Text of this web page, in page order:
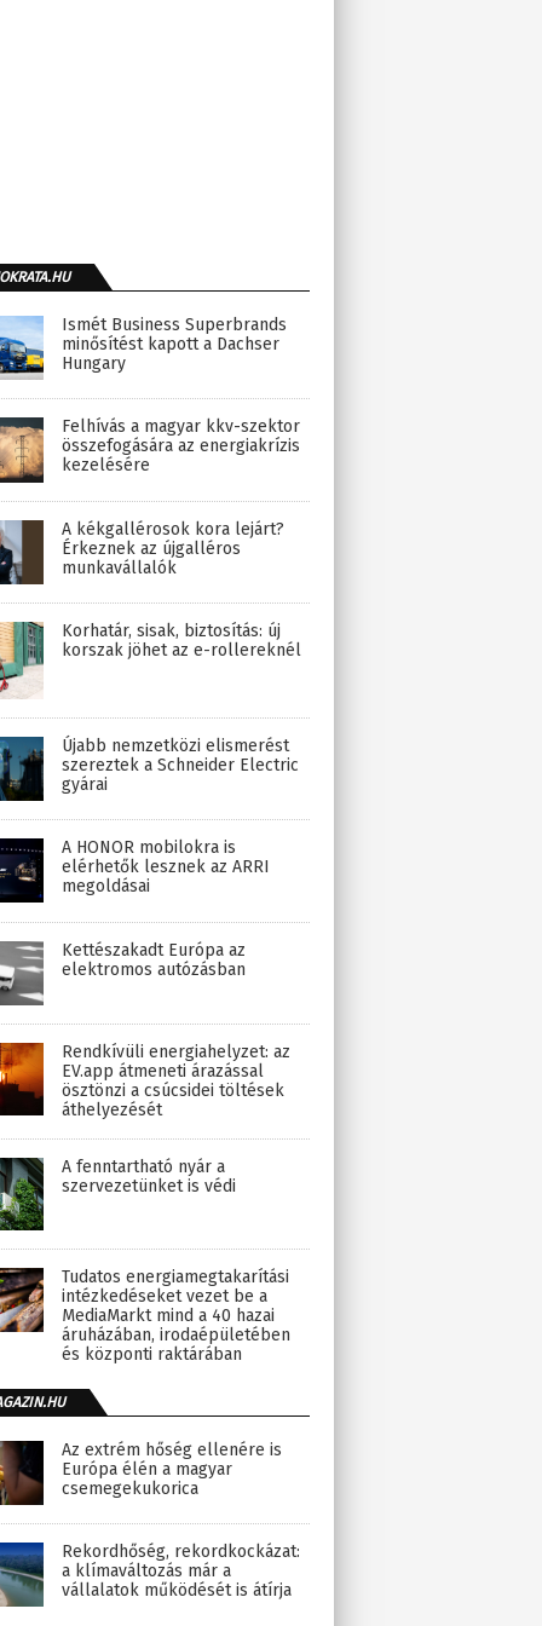
Ismét Business Superbrands
minősítést kapott a Dachser
Hungary
Felhívás a magyar kkv-szektor
összefogására az energiakrízis
kezelésére
A kékgallérosok kora lejárt?
Érkeznek az újgalléros
munkavállalók
Korhatár, sisak, biztosítás: új
korszak jöhet az e-rollereknél
Újabb nemzetközi elismerést
szereztek a Schneider Electric
gyárai
A HONOR mobilokra is
elérhetők lesznek az ARRI
megoldásai
Kettészakadt Európa az
elektromos autózásban
Rendkívüli energiahelyzet: az
EV.app átmeneti árazással
ösztönzi a csúcsidei töltések
áthelyezését
A fenntartható nyár a
szervezetünket is védi
Tudatos energiamegtakarítási
intézkedéseket vezet be a
MediaMarkt mind a 40 hazai
áruházában, irodaépületében
és központi raktárában
Az extrém hőség ellenére is
Európa élén a magyar
csemegekukorica
Rekordhőség, rekordkockázat:
a klímaváltozás már a
vállalatok működését is átírja